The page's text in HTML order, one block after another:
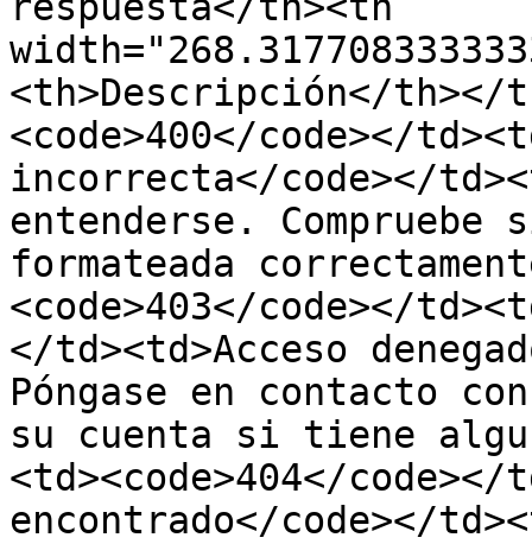
<th>Descripción</th></
<code>400</code></
incorrecta</code></
entenderse.
formateada
<code>403</code></
</td><td>Acceso
Póngase en contacto
su cuenta si tiene
<td><code>404</code></
encontrado</code></